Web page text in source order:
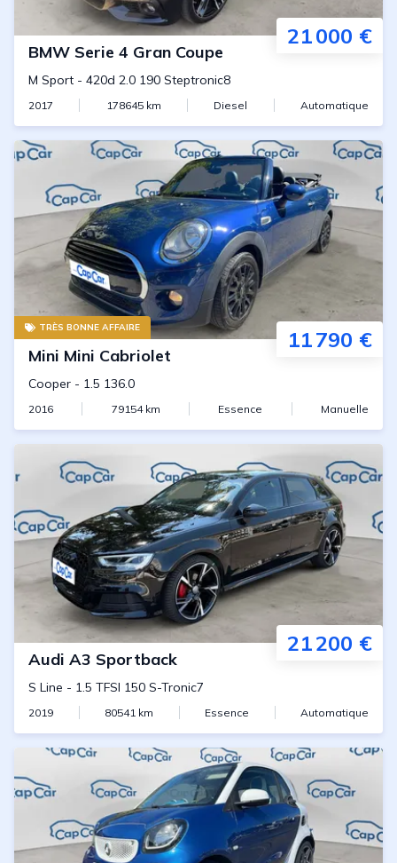
21 000 €
BMW Serie 4 Gran Coupe
M Sport - 420d 2.0 190 Steptronic8
2017 178645km Diesel Automatique
TRÈS BONNE AFFAIRE 11 790 €
Mini Mini Cabriolet
Cooper - 1.5 136.0
2016 79154km Essence Manuelle
21 200 €
Audi A3 Sportback
S Line - 1.5 TFSI 150 S-Tronic7
2019 80541 km Essence Automatique